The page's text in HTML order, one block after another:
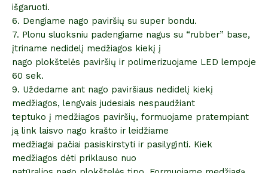
išgaruoti.
6. Dengiame nago paviršių su super bondu.
7. Plonu sluoksniu padengiame nagus su “rubber” base,
įtriname nedidelį medžiagos kiekį į
nago plokštelės paviršių ir polimerizuojame LED lempoje
60 sek.
9. Uždedame ant nago paviršiaus nedidelį kiekį
medžiagos, lengvais judesiais nespaudžiant
teptuko į medžiagos paviršių, formuojame pratempiant
ją link laisvo nago krašto ir leidžiame
medžiagai pačiai pasiskirstyti ir pasilyginti. Kiek
medžiagos dėti priklauso nuo